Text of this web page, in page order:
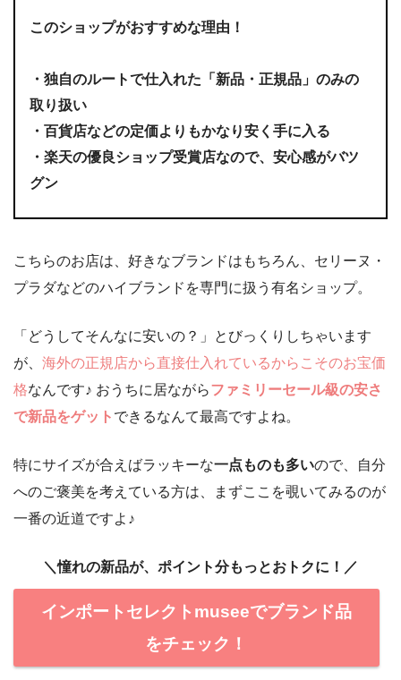
このショップがおすすめな理由！
・ 独自のルートで仕入れた「新品・正規品」のみの
取り扱い
・ 百貨店などの定価よりもかなり安く手に入る
・ 楽天の優良ショップ受賞店なので、安心感がバツ
グン
こちらのお店は、好きなブランドはもちろん、セリーヌ・
プラダなどのハイブランドを専門に扱う有名ショップ。
「どうしてそんなに安いの？」とびっくりしちゃいます
が、 海外の正規店から直接仕入れているからこそのお宝価
格なんです♪ おうちに居ながらファミリーセール級の安さ
で新品をゲット できるなんて最高ですよね。
特にサイズが合えばラッキーな一点ものも多いので、自分
へのご褒美を考えている方は、まずここを覗いてみるのが
一番の近道ですよ♪
＼憧れの新品が、ポイント分もっとおトクに！／
インポートセレクトmuseeでブランド品
をチェック！